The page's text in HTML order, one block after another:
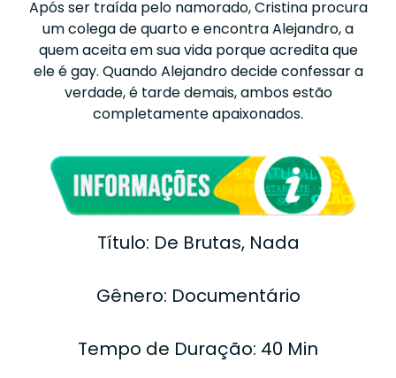
Após ser traída pelo namorado, Cristina procura
um colega de quarto e encontra Alejandro, a
quem aceita em sua vida porque acredita que
ele é gay. Quando Alejandro decide confessar a
verdade, é tarde demais, ambos estão
completamente apaixonados.
Título: De Brutas, Nada
Gênero: Documentário
Tempo de Duração: 40 Min